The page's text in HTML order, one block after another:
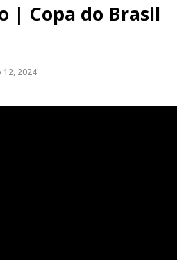
| Copa do Brasil
12, 2024